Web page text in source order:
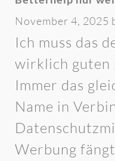
November 4, 2025
Ich muss das
wirklich guten
Immer das
Name in
Werbung